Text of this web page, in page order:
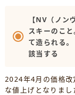
【NV（ノン
スキーのこ
て造られる
該当する
2024年4月の価格改
な値上げとなりま